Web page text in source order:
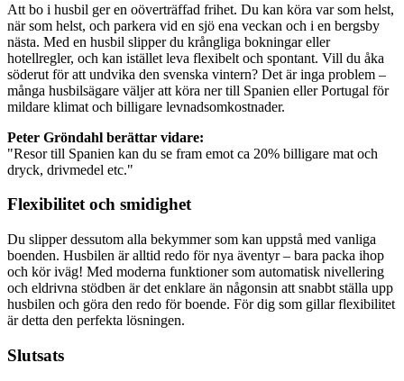
Att bo i husbil ger en oöverträffad frihet. Du kan köra var som helst,
när som helst, och parkera vid en sjö ena veckan och i en bergsby
nästa. Med en husbil slipper du krångliga bokningar eller
hotellregler, och kan istället leva flexibelt och spontant. Vill du åka
söderut för att undvika den svenska vintern? Det är inga problem –
många husbilsägare väljer att köra ner till Spanien eller Portugal för
mildare klimat och billigare levnadsomkostnader.
Peter Gröndahl berättar vidare:
"Resor till Spanien kan du se fram emot ca 20% billigare mat och
dryck, drivmedel etc."
Flexibilitet och smidighet
Du slipper dessutom alla bekymmer som kan uppstå med vanliga
boenden. Husbilen är alltid redo för nya äventyr – bara packa ihop
och kör iväg! Med moderna funktioner som automatisk nivellering
och eldrivna stödben är det enklare än någonsin att snabbt ställa upp
husbilen och göra den redo för boende. För dig som gillar flexibilitet
är detta den perfekta lösningen.
Slutsats